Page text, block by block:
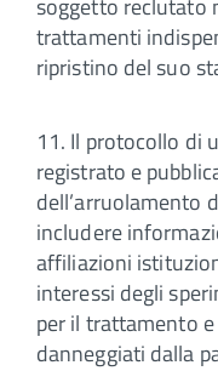
trattamenti
ripristino del suo
11. Il protocollo di
registrato e
dell’arruolamento
includere
affiliazioni
interessi degli
per il trattamento
danneggiati dalla